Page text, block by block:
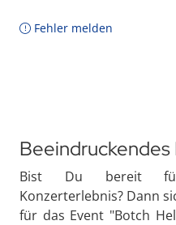
Fehler melden
Bist Du bereit für
Konzerterlebnis? Dann
für das Event "Botch